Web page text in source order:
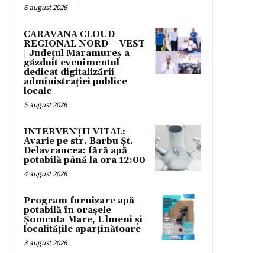
6 august 2026
CARAVANA CLOUD
REGIONAL NORD – VEST
| Județul Maramureș a
găzduit evenimentul
dedicat digitalizării
administrației publice
locale
5 august 2026
INTERVENȚII VITAL:
Avarie pe str. Barbu Șt.
Delavrancea: fără apă
potabilă până la ora 12:00
4 august 2026
Program furnizare apă
potabilă în orașele
Șomcuta Mare, Ulmeni și
localitățile aparținătoare
3 august 2026